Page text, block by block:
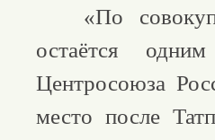
«По
остаётся
Центросоюза
место после